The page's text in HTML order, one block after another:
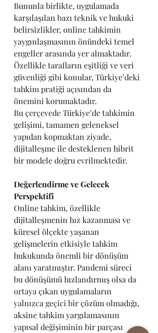
Bununla birlikte, uygulamada
karşılaşılan bazı teknik ve hukuki
belirsizlikler, online tahkimin
yaygınlaşmasının önündeki temel
engeller arasında yer almaktadır.
Özellikle tarafların eşitliği ve veri
güvenliği gibi konular, Türkiye’deki
tahkim pratiği açısından da
önemini korumaktadır.
Bu çerçevede Türkiye’de tahkimin
gelişimi, tamamen geleneksel
yapıdan kopmaktan ziyade,
dijitalleşme ile desteklenen hibrit
bir modele doğru evrilmektedir.
Değerlendirme ve Gelecek
Perspektifi
Online tahkim, özellikle
dijitalleşmenin hız kazanması ve
küresel ölçekte yaşanan
gelişmelerin etkisiyle tahkim
hukukunda önemli bir dönüşüm
alanı yaratmıştır. Pandemi süreci
bu dönüşümü hızlandırmış olsa da
ortaya çıkan uygulamaların
yalnızca geçici bir çözüm olmadığı,
aksine tahkim yargılamasının
yapısal değişiminin bir parçası